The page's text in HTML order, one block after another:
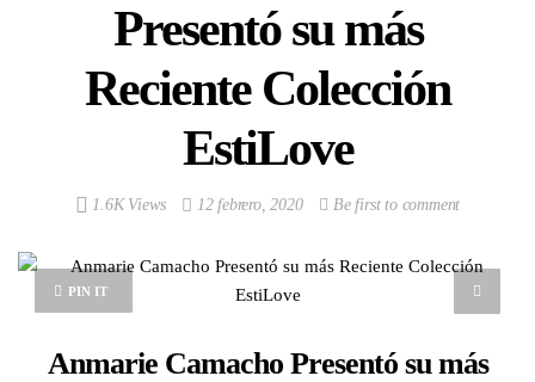
Presentó su más
Reciente Colección
EstiLove
1.6K Views 12 febrero, 2020 Be first to comment
PIN IT
Anmarie Camacho Presentó su más